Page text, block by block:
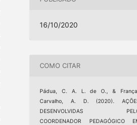
16/10/2020
COMO CITAR
Pádua, C. A. L. de O., &
Carvalho, A. D. (2020).
DESENVOLVIDAS
COORDENADOR PEDAGÓGICO